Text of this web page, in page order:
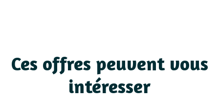
Ces offres peuvent vous
intéresser